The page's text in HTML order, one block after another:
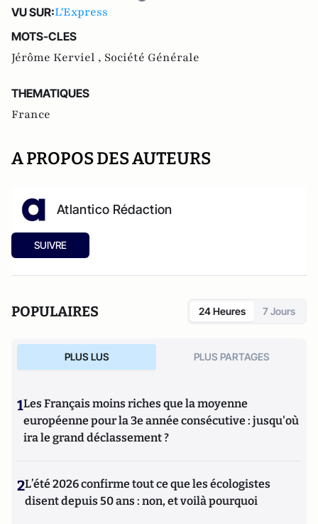
VU SUR:L'Express
MOTS-CLES
Jérôme Kerviel , Société Générale
THEMATIQUES
France
A PROPOS DES AUTEURS
Atlantico Rédaction
SUIVRE
POPULAIRES 24 Heures 7 Jours
PLUS LUS PLUS PARTAGES
1Les Français moins riches que la moyenne
européenne pour la 3e année consécutive : jusqu'où
ira le grand déclassement ?
2L’été 2026 confirme tout ce que les écologistes
disent depuis 50 ans : non, et voilà pourquoi